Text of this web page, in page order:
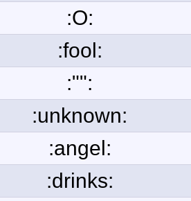
:O:
:fool:
:"":
:unknown:
:angel:
:drinks: